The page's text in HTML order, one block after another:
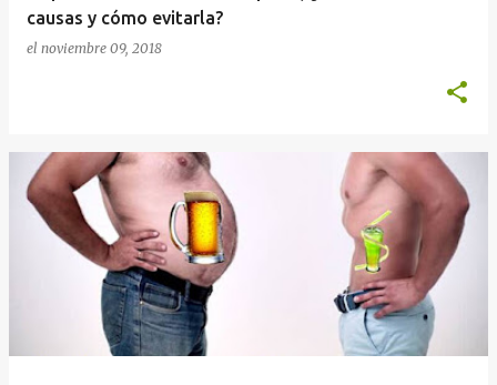
causas y cómo evitarla?
el noviembre 09, 2018